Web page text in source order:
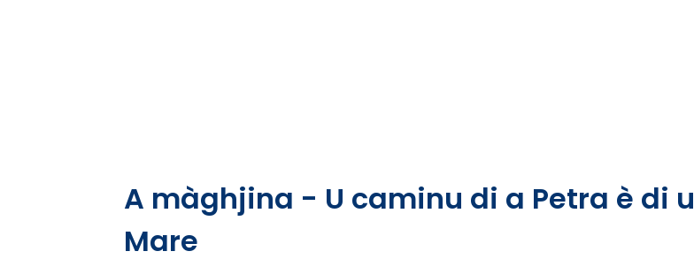
A màghjina - U caminu di a Petra è di u
Mare